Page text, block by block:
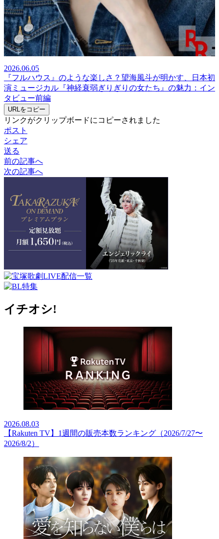
2026.06.05
『フルハウス』のような楽しさ？望海風斗が明かす、日本初
演ミュージカル『神経衰弱ぎりぎりの女たち』の魅力：イン
タビュー前編
URLをコピー
リンクがクリップボードにコピーされました
ポスト
シェア
送る
前の記事へ
次の記事へ
イチオシ!
2026.08.03
【Rakuten TV】1週間の販売本数ランキング（2026/7/27〜
2026/8/2）